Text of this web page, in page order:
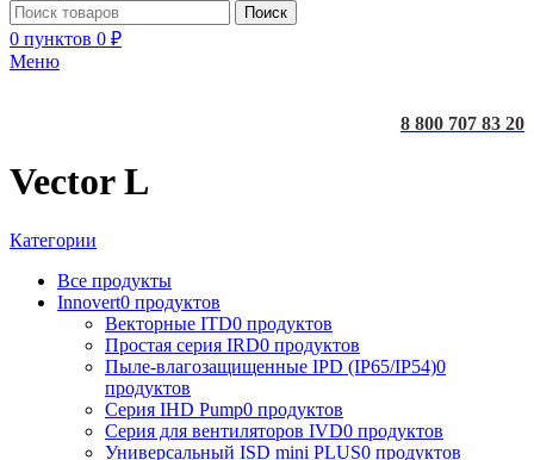
Поиск
0 пунктов 0 ₽
Меню
8 800 707 83 20
Vector L
Категории
Все продукты
Innovert0 продуктов
Векторные ITD0 продуктов
Простая серия IRD0 продуктов
Пыле-влагозащищенные IPD (IP65/IP54)0
продуктов
Серия IHD Pump0 продуктов
Серия для вентиляторов IVD0 продуктов
Универсальный ISD mini PLUS0 продуктов